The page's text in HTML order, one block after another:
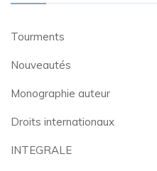
Tourments
Nouveautés
Monographie auteur
Droits internationaux
INTEGRALE